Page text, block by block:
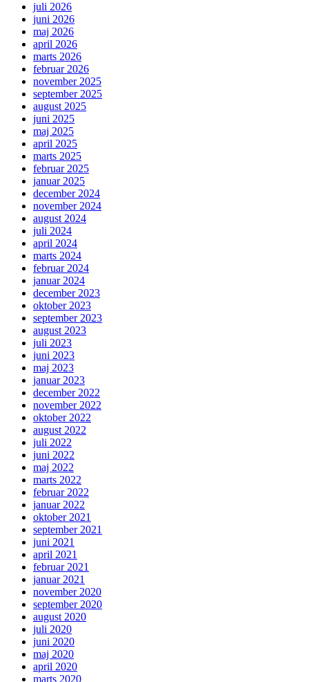
juli 2026
juni 2026
maj 2026
april 2026
marts 2026
februar 2026
november 2025
september 2025
august 2025
juni 2025
maj 2025
april 2025
marts 2025
februar 2025
januar 2025
december 2024
november 2024
august 2024
juli 2024
april 2024
marts 2024
februar 2024
januar 2024
december 2023
oktober 2023
september 2023
august 2023
juli 2023
juni 2023
maj 2023
januar 2023
december 2022
november 2022
oktober 2022
august 2022
juli 2022
juni 2022
maj 2022
marts 2022
februar 2022
januar 2022
oktober 2021
september 2021
juni 2021
april 2021
februar 2021
januar 2021
november 2020
september 2020
august 2020
juli 2020
juni 2020
maj 2020
april 2020
marts 2020